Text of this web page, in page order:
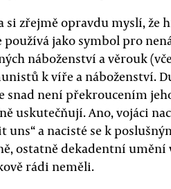
si zřejmě opravdu myslí, že
používá jako symbol pro
náboženství a věrouk
k víře a náboženství.
snad není překroucením
uskutečňují. Ano, vojáci
uns“ a nacisté se k
ostatně dekadentní umění
rádi neměli.